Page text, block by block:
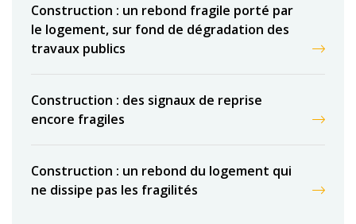
Construction : un rebond fragile porté par
le logement, sur fond de dégradation des
travaux publics
Construction : des signaux de reprise
encore fragiles
Construction : un rebond du logement qui
ne dissipe pas les fragilités